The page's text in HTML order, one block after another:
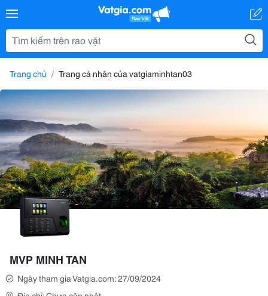
Trang chủ Trang cá nhân của vatgiaminhtan03
MVP MINH TAN
Ngày tham gia Vatgia.com: 27/09/2024